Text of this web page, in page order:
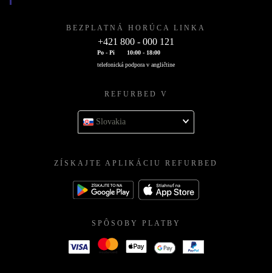
BEZPLATNÁ HORÚCA LINKA
+421 800 - 000 121
Po - Pi
10:00 - 18:00
telefonická podpora v angličtine
REFURBED V
Slovakia
ZÍSKAJTE APLIKÁCIU REFURBED
SPÔSOBY PLATBY